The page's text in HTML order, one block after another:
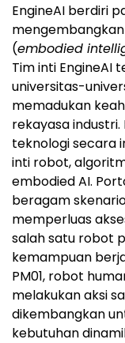
EngineAI berdiri
(embodied
Tim inti EngineAI
universitas-
memadukan
rekayasa
teknologi secara
inti robot,
embodied AI.
beragam
memperluas
salah satu robot
kemampuan
PM01, robot
melakukan aksi
dikembangkan
kebutuhan